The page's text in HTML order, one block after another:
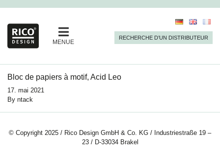
MENUE
RECHERCHE D’UN DISTRIBUTEUR
Bloc de papiers à motif, Acid Leo
17. mai 2021
By ntack
© Copyright 2025 / Rico Design GmbH & Co. KG / Industriestraße 19 –
23 / D-33034 Brakel